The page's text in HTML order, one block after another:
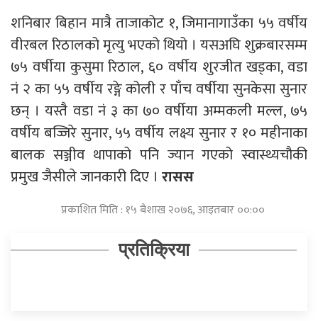
शनिबार बिहान मात्रै ताजाकोट १, जिमानागाउँका ५५ वर्षीय
वीरबल रिठालको मृत्यु भएको थियो । यसअघि शुक्रबारसम्म
७५ वर्षीया कुसुमा रिठाल, ६० वर्षीय शुरजीत खड्का, वडा
नं २ का ५५ वर्षीय रङ्गे कोली र पाँच वर्षीया सुनकेसा सुनार
छन् । यस्तै वडा नं ३ का ७० वर्षीया अम्मकली मल्ल, ७५
वर्षीय बज्जिरे सुनार, ५५ वर्षीय लक्ष्य सुनार र १० महीनाका
बालक सञ्जीव थापाको पनि ज्यान गएको स्वास्थ्यचौकी
प्रमुख जैसीले जानकारी दिए । रासस
प्रकाशित मिति : १५ बैशाख २०७६, आइतबार ००:००
प्रतिक्रिया